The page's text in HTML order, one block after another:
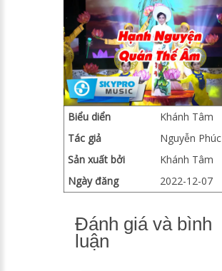
Biểu diển
Khánh Tâm
Tác giả
Nguyễn Phúc
Sản xuất bởi
Khánh Tâm
Ngày đăng
2022-12-07
Đánh giá và bình
luận